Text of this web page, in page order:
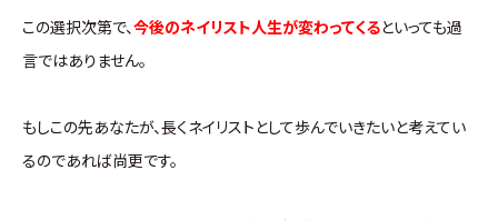
この選択次第で、今後のネイリスト人生が変わってくるといっても過
言ではありません。
もしこの先あなたが、長くネイリストとして歩んでいきたいと考えてい
るのであれば尚更です。